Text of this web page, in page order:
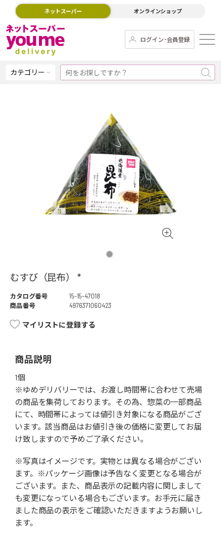
ネットスーパー オンラインショップ
ログイン･会員登録
カテゴリー
むすび（昆布） *
カタログ番号
15-15-47018
商品番号
4976371060423
マイリストに登録する
商品説明
1個
※ゆめデリバリーでは、お渡し時間帯に合わせて売場
の商品を集荷しております。その為、惣菜の一部商品
にて、時間帯によっては値引き対象になる商品がござ
います。該当商品はお値引き後の価格に変更してお届
け致しますので予めご了承ください。
※写真はイメージです。実物とは異なる場合がござい
ます。※パッケージ画像は予告なく変更となる場合が
ございます。また、商品表示の記載内容に関しまして
も変更になっている場合もございます。お手元に届き
ました商品の表示をご確認いただきますようお願いし
ます。